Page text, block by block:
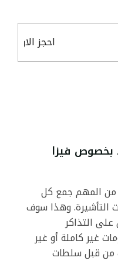
احجز الان عمرة
بخصوص فيزا
من المهم جمع كل
التأشيرة. وهذا سوف
التذاكر
غير كاملة أو غير
من قبل سلطات